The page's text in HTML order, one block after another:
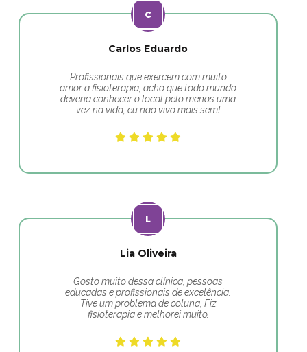
Carlos Eduardo
Profissionais que exercem com muito
amor a fisioterapia, acho que todo mundo
deveria conhecer o local pelo menos uma
vez na vida, eu não vivo mais sem!
Lia Oliveira
Gosto muito dessa clínica, pessoas
educadas e profissionais de excelência.
Tive um problema de coluna, Fiz
fisioterapia e melhorei muito.